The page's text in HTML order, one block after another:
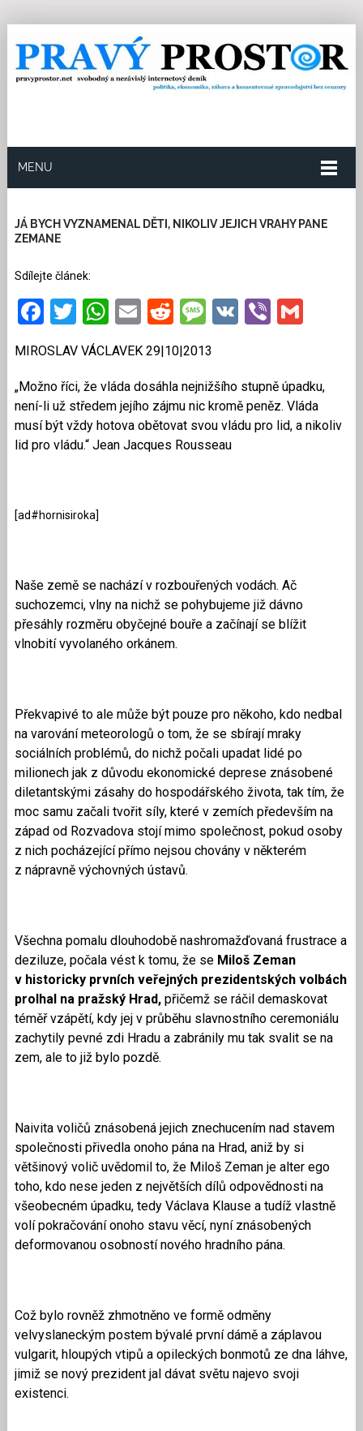
MENU
29.10.2013
18
přečtení
JÁ BYCH VYZNAMENAL DĚTI, NIKOLIV JEJICH VRAHY PANE
ZEMANE
Sdílejte článek:
Facebook
Twitter
WhatsApp
EmailRedditMessage
VKViber
MIROSLAV VÁCLAVEK 29|10|2013
„Možno říci, že vláda dosáhla nejnižšího stupně úpadku,
není-li už středem jejího zájmu nic kromě peněz. Vláda
musí být vždy hotova obětovat svou vládu pro lid, a nikoliv
lid pro vládu.“ Jean Jacques Rousseau
[ad#hornisiroka]
Naše země se nachází v rozbouřených vodách. Ač
suchozemci, vlny na nichž se pohybujeme již dávno
přesáhly rozměru obyčejné bouře a začínají se blížit
vlnobití vyvolaného orkánem.
Překvapivé to ale může být pouze pro někoho, kdo nedbal
na varování meteorologů o tom, že se sbírají mraky
sociálních problémů, do nichž počali upadat lidé po
milionech jak z důvodu ekonomické deprese znásobené
diletantskými zásahy do hospodářského života, tak tím, že
moc samu začali tvořit síly, které v zemích především na
západ od Rozvadova stojí mimo společnost, pokud osoby
z nich pocházející přímo nejsou chovány v některém
z nápravně výchovných ústavů.
Všechna pomalu dlouhodobě nashromažďovaná frustrace a
deziluze, počala vést k tomu, že se Miloš Zeman
v historicky prvních veřejných prezidentských volbách
prolhal na pražský Hrad,přičemž se ráčil demaskovat
téměř vzápětí, kdy jej v průběhu slavnostního ceremoniálu
zachytily pevné zdi Hradu a zabránily mu tak svalit se na
zem, ale to již bylo pozdě.
Naivita voličů znásobená jejich znechucením nad stavem
společnosti přivedla onoho pána na Hrad, aniž by si
většinový volič uvědomil to, že Miloš Zeman je alter ego
toho, kdo nese jeden z největších dílů odpovědnosti na
všeobecném úpadku, tedy Václava Klause a tudíž vlastně
volí pokračování onoho stavu věcí, nyní znásobených
deformovanou osobností nového hradního pána.
Což bylo rovněž zhmotněno ve formě odměny
velvyslaneckým postem bývalé první dámě a záplavou
vulgarit, hloupých vtipů a opileckých bonmotů ze dna láhve,
jimiž se nový prezident jal dávat světu najevo svoji
existenci.